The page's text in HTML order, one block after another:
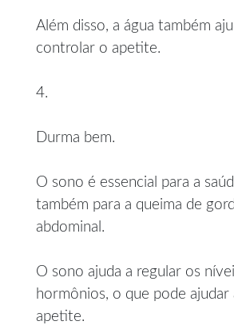
Além disso, a água também
controlar o apetite.
4.
Durma bem.
O sono é essencial para a
também para a queima de
abdominal.
O sono ajuda a regular os
hormônios, o que pode
apetite.